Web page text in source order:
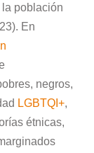
población
En
negros,
LGBTQI+,
étnicas,